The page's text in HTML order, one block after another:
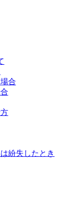
合
紛失したとき